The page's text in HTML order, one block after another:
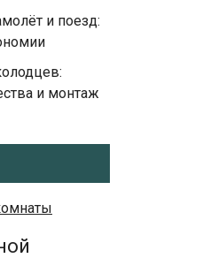
и поезд:
и монтаж